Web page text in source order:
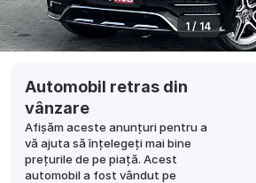
1 / 14
Automobil retras din
vânzare
Afișăm aceste anunțuri pentru a
vă ajuta să înțelegeți mai bine
prețurile de pe piață. Acest
automobil a fost vândut pe